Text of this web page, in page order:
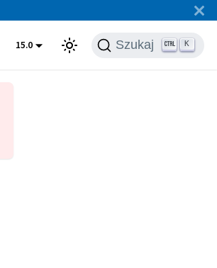
15.0 Szukaj K